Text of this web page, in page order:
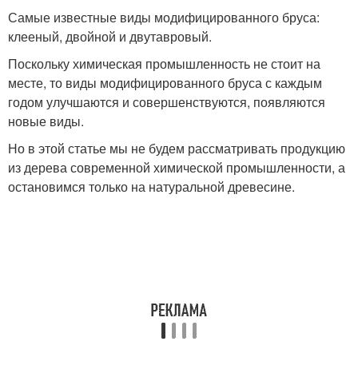
Самые известные виды модифицированного бруса:
клееный, двойной и двутавровый.
Поскольку химическая промышленность не стоит на
месте, то виды модифицированного бруса с каждым
годом улучшаются и совершенствуются, появляются
новые виды.
Но в этой статье мы не будем рассматривать продукцию
из дерева современной химической промышленности, а
остановимся только на натуральной древесине.